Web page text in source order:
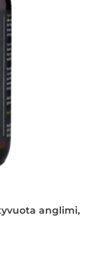
anglimi,